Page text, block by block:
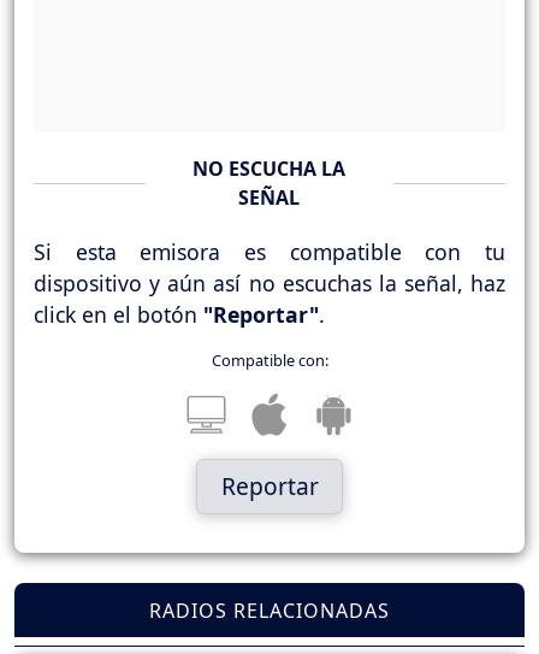
NO ESCUCHA LA
SEÑAL
Si esta emisora es compatible con tu
dispositivo y aún así no escuchas la señal, haz
click en el botón "Reportar".
Compatible con:
Reportar
RADIOS RELACIONADAS